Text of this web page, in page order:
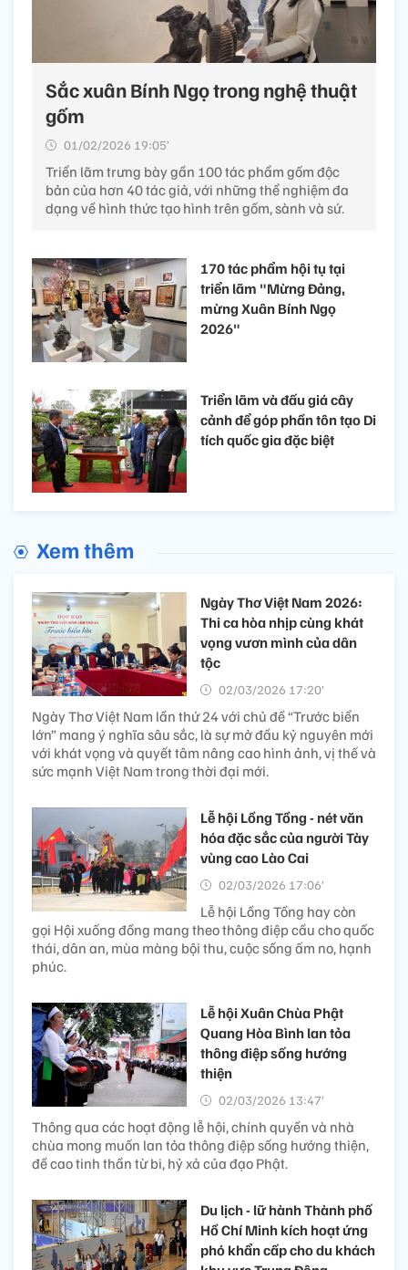
Sắc xuân Bính Ngọ trong nghệ thuật
gốm
01/02/2026 19:05’
Triển lãm trưng bày gần 100 tác phẩm gốm độc
bản của hơn 40 tác giả, với những thể nghiệm đa
dạng về hình thức tạo hình trên gốm, sành và sứ.
170 tác phẩm hội tụ tại
triển lãm "Mừng Đảng,
mừng Xuân Bính Ngọ
2026"
Triển lãm và đấu giá cây
cảnh để góp phần tôn tạo Di
tích quốc gia đặc biệt
Xem thêm
Ngày Thơ Việt Nam 2026:
Thi ca hòa nhịp cùng khát
vọng vươn mình của dân
tộc
02/03/2026 17:20’
Ngày Thơ Việt Nam lần thứ 24 với chủ đề “Trước biển
lớn” mang ý nghĩa sâu sắc, là sự mở đầu kỷ nguyên mới
với khát vọng và quyết tâm nâng cao hình ảnh, vị thế và
sức mạnh Việt Nam trong thời đại mới.
Lễ hội Lồng Tồng - nét văn
hóa đặc sắc của người Tày
vùng cao Lào Cai
02/03/2026 17:06’
Lễ hội Lồng Tồng hay còn
gọi Hội xuống đồng mang theo thông điệp cầu cho quốc
thái, dân an, mùa màng bội thu, cuộc sống ấm no, hạnh
phúc.
Lễ hội Xuân Chùa Phật
Quang Hòa Bình lan tỏa
thông điệp sống hướng
thiện
02/03/2026 13:47’
Thông qua các hoạt động lễ hội, chính quyền và nhà
chùa mong muốn lan tỏa thông điệp sống hướng thiện,
đề cao tinh thần từ bi, hỷ xả của đạo Phật.
Du lịch - lữ hành Thành phố
Hồ Chí Minh kích hoạt ứng
phó khẩn cấp cho du khách